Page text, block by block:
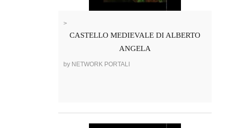
>
CASTELLO MEDIEVALE DI ALBERTO
ANGELA
by NETWORK PORTALI